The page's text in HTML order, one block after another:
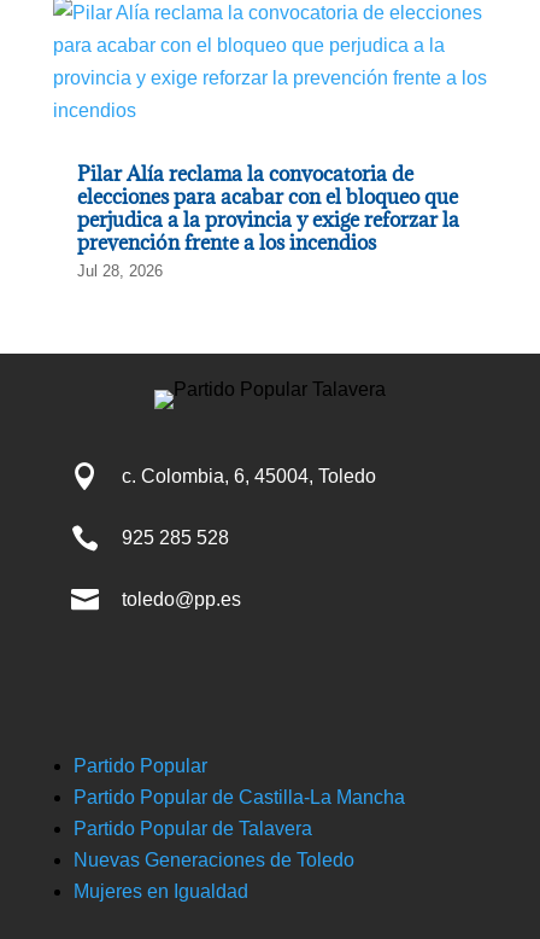
Pilar Alía reclama la convocatoria de
elecciones para acabar con el bloqueo que
perjudica a la provincia y exige reforzar la
prevención frente a los incendios
Jul 28, 2026
 c. Colombia, 6, 45004, Toledo
 925 285 528
 toledo@pp.es
Partido Popular
Partido Popular de Castilla-La Mancha
Partido Popular de Talavera
Nuevas Generaciones de Toledo
Mujeres en Igualdad